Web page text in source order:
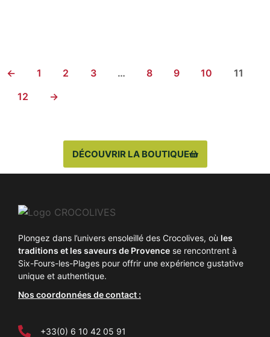
← 1 2 3 … 8 9 10
11
12
→
DÉCOUVRIR LA BOUTIQUE
Plongez dans l’univers ensoleillé des Crocolives, où les
traditions et les saveurs de Provence se rencontrent à
Six-Fours-les-Plages pour offrir une expérience gustative
unique et authentique.
Nos coordonnées de contact :
+33(0) 6 10 42 05 91